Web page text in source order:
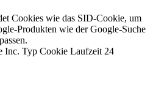
Cookies wie das SID-Cookie, um
Produkten wie der Google-Suche
Inc. Typ Cookie Laufzeit 24